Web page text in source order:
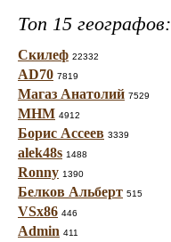
Топ 15 географов:
Скилеф 22332
AD70 7819
Магаз Анатолий 7529
МНМ 4912
Борис Ассеев 3339
alek48s 1488
Ronny 1390
Белков Альберт 515
VSx86 446
Admin 411